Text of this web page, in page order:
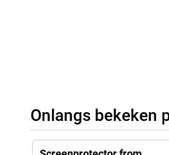
Onlangs bekeken